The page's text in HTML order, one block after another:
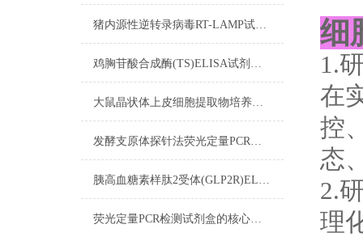
猪内源性逆转录病毒RT-LAMP试剂盒流程
鸡胸苷酸合成酶(TS)ELISA试剂盒样本处理及要求
大鼠晶状体上皮细胞提取物培养步骤
发酵支原体探针法荧光定量PCR检测试剂盒反应五要素
胰高血糖素样肽2受体(GLP2R)ELISA试剂盒双抗体夹心法
荧光定量PCR检测试剂盒的核心在于“实时”与“定量”
细
1.
在
控
态
2.
理